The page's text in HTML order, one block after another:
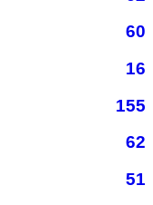
60
16
155
62
51